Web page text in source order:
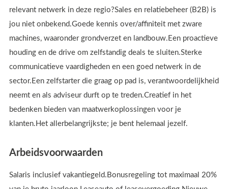
relevant netwerk in deze regio?Sales en relatiebeheer (B2B) is
jou niet onbekend.Goede kennis over/affiniteit met zware
machines, waaronder grondverzet en landbouw.Een proactieve
houding en de drive om zelfstandig deals te sluiten.Sterke
communicatieve vaardigheden en een goed netwerk in de
sector.Een zelfstarter die graag op pad is, verantwoordelijkheid
neemt en als adviseur durft op te treden.Creatief in het
bedenken bieden van maatwerkoplossingen voor je
klanten.Het allerbelangrijkste; je bent helemaal jezelf.
Arbeidsvoorwaarden
Salaris inclusief vakantiegeld.Bonusregeling tot maximaal 20%